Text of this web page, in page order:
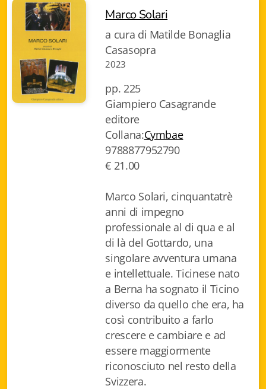
Marco Solari
a cura di Matilde Bonaglia
Casasopra
2023
pp. 225
Giampiero Casagrande
editore
Collana:Cymbae
9788877952790
€ 21.00
Marco Solari, cinquantatrè
anni di impegno
professionale al di qua e al
di là del Gottardo, una
singolare avventura umana
e intellettuale. Ticinese nato
a Berna ha sognato il Ticino
diverso da quello che era, ha
così contribuito a farlo
crescere e cambiare e ad
essere maggiormente
riconosciuto nel resto della
Svizzera.
Giampiero Casagrande editore
Biblioteca letteraria Nord-Sud
EJO- European Journalism Observatory
iQuaderni - fondazioneculturalecollinadoro
Istituzioni - Società - Cittadini